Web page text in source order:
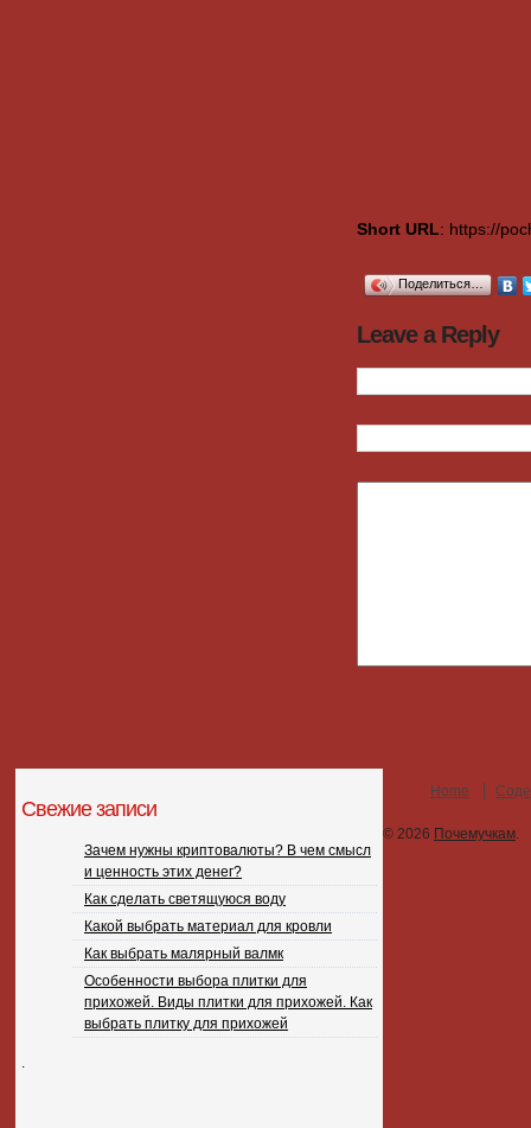
Short URL: https://
Поделиться…
Leave a Reply
Свежие записи
Зачем нужны криптовалюты? В чем смысл
и ценность этих денег?
Как сделать светящуюся воду
Какой выбрать материал для кровли
Как выбрать малярный валмк
Особенности выбора плитки для
прихожей. Виды плитки для прихожей. Как
выбрать плитку для прихожей
Home
© 2026 Почемучкам